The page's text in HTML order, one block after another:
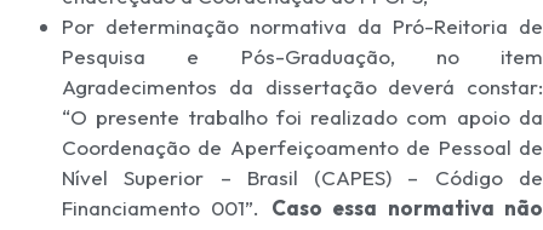
Por determinação normativa da Pró-Reitoria de
Pesquisa e Pós-Graduação, no item
Agradecimentos da dissertação deverá constar:
“O presente trabalho foi realizado com apoio da
Coordenação de Aperfeiçoamento de Pessoal de
Nível Superior – Brasil (CAPES) – Código de
Financiamento 001”. Caso essa normativa não